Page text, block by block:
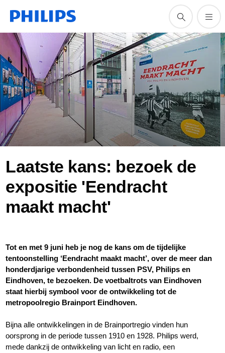
Laatste kans: bezoek de
expositie 'Eendracht
maakt macht'
Tot en met 9 juni heb je nog de kans om de tijdelijke
tentoonstelling ‘Eendracht maakt macht’, over de meer dan
honderdjarige verbondenheid tussen PSV, Philips en
Eindhoven, te bezoeken. De voetbaltrots van Eindhoven
staat hierbij symbool voor de ontwikkeling tot de
metropoolregio Brainport Eindhoven.
Bijna alle ontwikkelingen in de Brainportregio vinden hun
oorsprong in de periode tussen 1910 en 1928. Philips werd,
mede dankzij de ontwikkeling van licht en radio, een